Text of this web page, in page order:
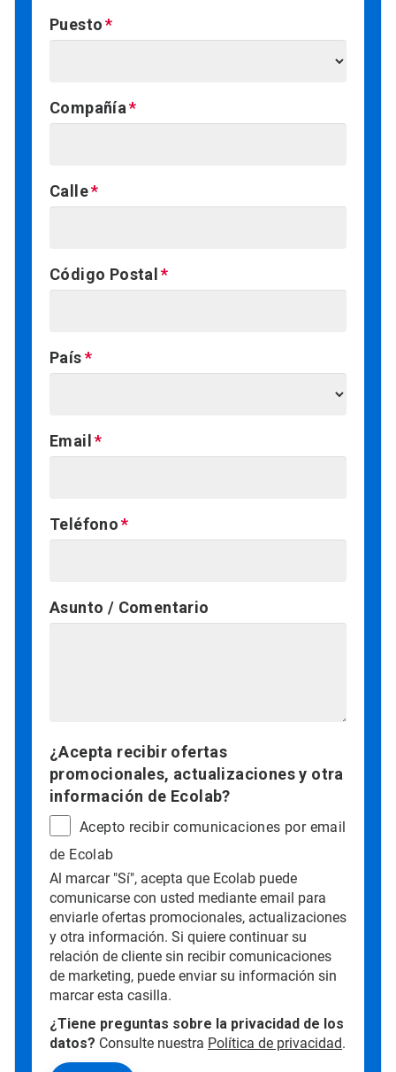
Puesto
Compañía
Calle
Código Postal
País
Email
Teléfono
Asunto / Comentario
¿Acepta recibir ofertas
promocionales, actualizaciones y otra
información de Ecolab?
Acepto recibir comunicaciones por email
de Ecolab
Al marcar "Sí", acepta que Ecolab puede
comunicarse con usted mediante email para
enviarle ofertas promocionales, actualizaciones
y otra información. Si quiere continuar su
relación de cliente sin recibir comunicaciones
de marketing, puede enviar su información sin
marcar esta casilla.
¿Tiene preguntas sobre la privacidad de los
datos? Consulte nuestra Política de privacidad.